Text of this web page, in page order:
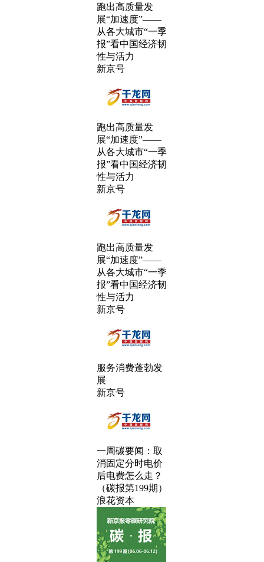
跑出高质量发
展“加速度”——
从各大城市“一季
报”看中国经济韧
性与活力
新京号
跑出高质量发
展“加速度”——
从各大城市“一季
报”看中国经济韧
性与活力
新京号
跑出高质量发
展“加速度”——
从各大城市“一季
报”看中国经济韧
性与活力
新京号
服务消费蓬勃发
展
新京号
一周碳要闻：取
消固定分时电价
后电费怎么走？
（碳报第199期）
浪花资本